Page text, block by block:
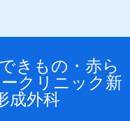
きもの・赤ら
クリニック新
成外科